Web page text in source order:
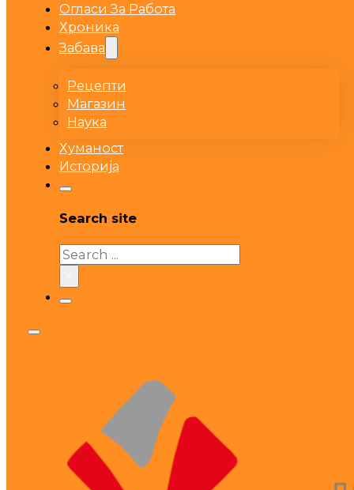
Огласи За Работа
Хроника
Забава
Рецепти
Магазин
Наука
Хуманост
Историја
Search site
Search